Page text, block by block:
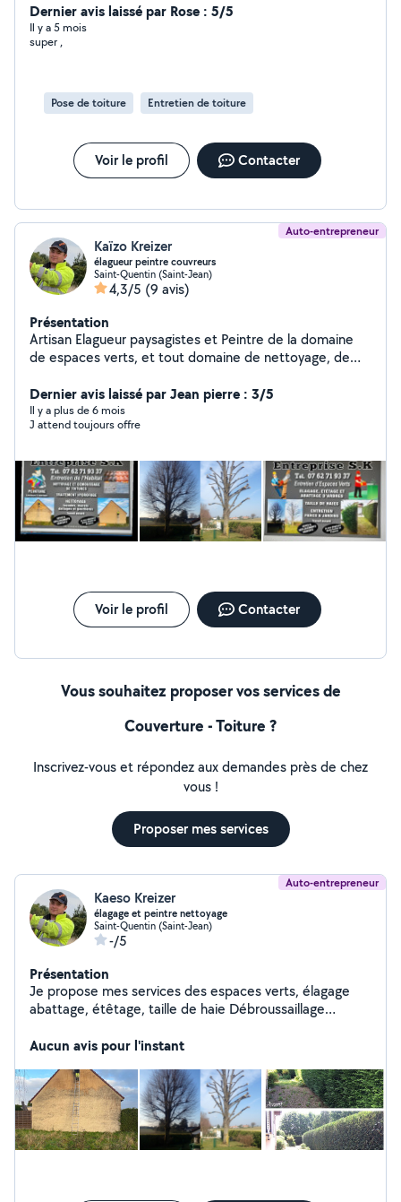
Dernier avis laissé par Rose : 5/5
Il y a 5 mois
super ,
Pose de toiture Entretien de toiture
Voir le profil Contacter
Auto-entrepreneur
Kaïzo Kreizer
élagueur peintre couvreurs
Saint-Quentin (Saint-Jean)
4,3/5 (9 avis)
Présentation
Artisan Elagueur paysagistes et Peintre de la domaine
de espaces verts, et tout domaine de nettoyage, de
Algimouss,d'Alep 2100
Dernier avis laissé par Jean pierre : 3/5
Il y a plus de 6 mois
J attend toujours offre
Voir le profil Contacter
Vous souhaitez proposer vos services de
Couverture - Toiture ?
Inscrivez-vous et répondez aux demandes près de chez
vous !
Proposer mes services
Auto-entrepreneur
Kaeso Kreizer
élagage et peintre nettoyage
Saint-Quentin (Saint-Jean)
-/5
Présentation
Je propose mes services des espaces verts, élagage
abattage, étêtage, taille de haie Débroussaillage
végétaux, devis et déplacement gratuit contactez-moi
peinture du bâtiment nettoyage façade pignon muret
dallage gouttière toiture hydrofuge peinture extérieur
intérieur
Aucun avis pour l'instant